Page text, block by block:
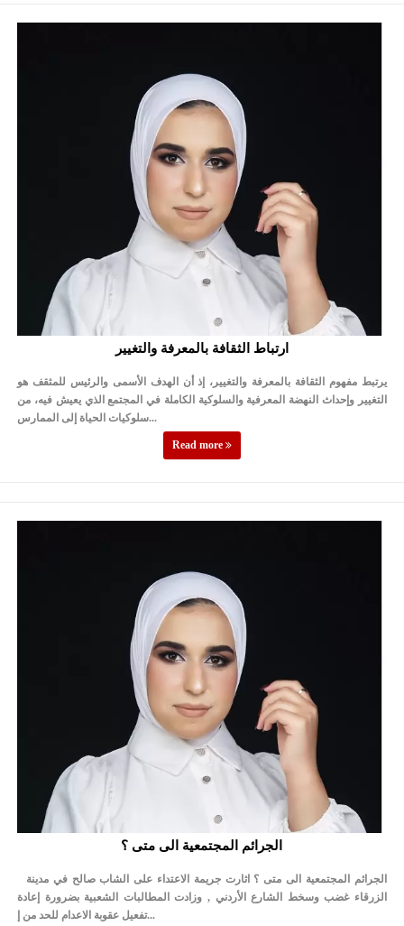
ارتباط الثقافة بالمعرفة والتغيير
يرتبط مفهوم الثقافة بالمعرفة والتغيير، إذ أن الهدف الأسمى والرئيس للمثقف هو
التغيير وإحداث النهضة المعرفية والسلوكية الكاملة في المجتمع الذي يعيش فيه، من
سلوكيات الحياة إلى الممارس...
Read more
الجرائم المجتمعية الى متى ؟
الزرقاء غضب وسخط الشارع الأردني , وزادت المطالبات الشعبية بضرورة إعادة
تفعيل عقوبة الاعدام للحد من إ...